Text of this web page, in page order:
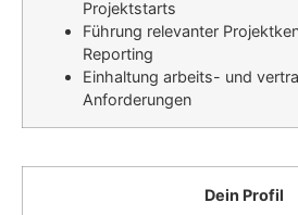
Projektstarts
Führung relevanter
Reporting
Einhaltung arbeits- und
Anforderungen
Dein Profil